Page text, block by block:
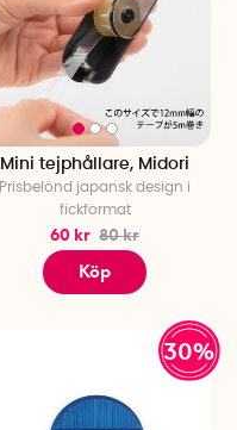
Mini tejphållare, Midori
Prisbelönd japansk design i
fickformat
60 kr 80 kr
Köp
30%